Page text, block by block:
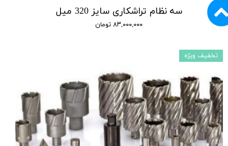
سه نظام تراشکاری سایز 320 میل
۸۳,۰۰۰,۰۰۰ تومان
تخفیف ویژه